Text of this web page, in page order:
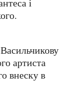
і
артиста
внеску в